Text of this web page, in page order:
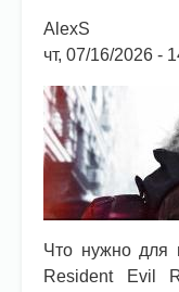
AlexS
чт, 07/16/2026 -
Что нужно для
Resident Evil